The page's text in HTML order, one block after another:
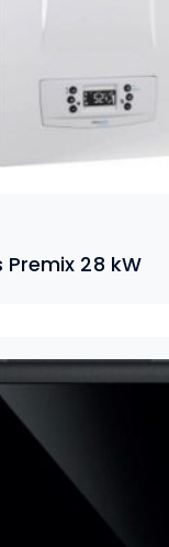
Premix 28 kW